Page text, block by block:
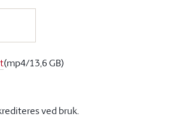
(mp4/13,6 GB)
ved bruk.